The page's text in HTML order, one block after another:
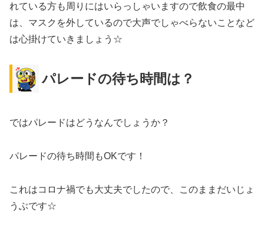
れている方も周りにはいらっしゃいますので飲食の最中
は、マスクを外しているので大声でしゃべらないことなど
は心掛けていきましょう☆
パレードの待ち時間は？
ではパレードはどうなんでしょうか？
パレードの待ち時間もOKです！
これはコロナ禍でも大丈夫でしたので、このままだいじょ
うぶです☆